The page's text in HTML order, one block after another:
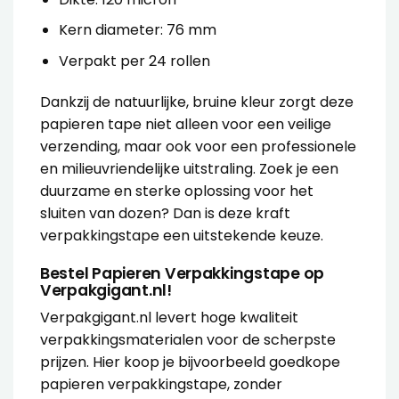
Kern diameter: 76 mm
Verpakt per 24 rollen
Dankzij de natuurlijke, bruine kleur zorgt deze
papieren tape niet alleen voor een veilige
verzending, maar ook voor een professionele
en milieuvriendelijke uitstraling. Zoek je een
duurzame en sterke oplossing voor het
sluiten van dozen? Dan is deze kraft
verpakkingstape een uitstekende keuze.
Bestel Papieren Verpakkingstape op
Verpakgigant.nl!
Verpakgigant.nl levert hoge kwaliteit
verpakkingsmaterialen voor de scherpste
prijzen. Hier koop je bijvoorbeeld goedkope
papieren verpakkingstape, zonder